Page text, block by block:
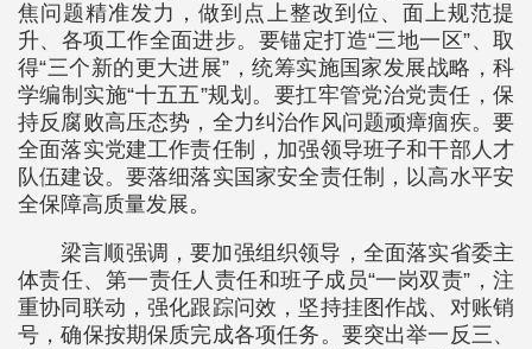
焦问题精准发力，做到点上整改到位、面上规范提
升、各项工作全面进步。要锚定打造“三地一区”、取
得“三个新的更大进展”，统筹实施国家发展战略，科
学编制实施“十五五”规划。要扛牢管党治党责任，保
持反腐败高压态势，全力纠治作风问题顽瘴痼疾。要
全面落实党建工作责任制，加强领导班子和干部人才
队伍建设。要落细落实国家安全责任制，以高水平安
全保障高质量发展。
梁言顺强调，要加强组织领导，全面落实省委主
体责任、第一责任人责任和班子成员“一岗双责”，注
重协同联动，强化跟踪问效，坚持挂图作战、对账销
号，确保按期保质完成各项任务。要突出举一反三、